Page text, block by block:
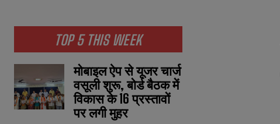
TOP 5 THIS WEEK
मोबाइल ऐप से यूजर चार्ज
वसूली शुरू, बोर्ड बैठक में
विकास के 16 प्रस्तावों
पर लगी मुहर